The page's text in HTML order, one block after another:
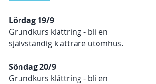
Lördag 19/9
Grundkurs klättring - bli en
självständig klättrare utomhus.
Söndag 20/9
Grundkurs klättring - bli en